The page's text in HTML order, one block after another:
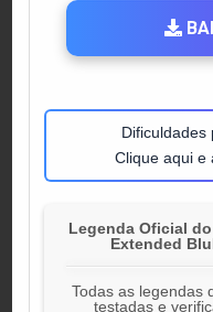
Dificuldades
Clique aqui e
Legenda Oficial
Extended
Todas as legendas
testadas e